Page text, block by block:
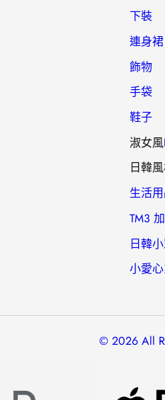
下裝
連身裙
飾物
手袋
鞋子
淑女風
日韓
生活
TM3
日韓
小愛心
© 2026 All